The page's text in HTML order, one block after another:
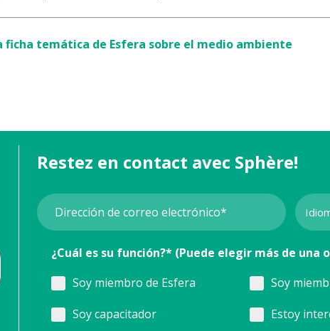
ficha temática de Esfera sobre el medio ambiente
Restez en contact avec Sphère!
¿Cuál es su función?* (Puede elegir más de una
Soy miembro de Esfera
Soy
Soy capacitador
Estoy